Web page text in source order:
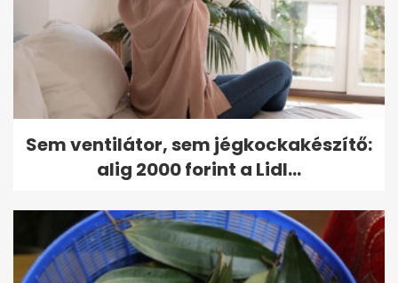
Sem ventilátor, sem jégkockakészítő:
alig 2000 forint a Lidl...